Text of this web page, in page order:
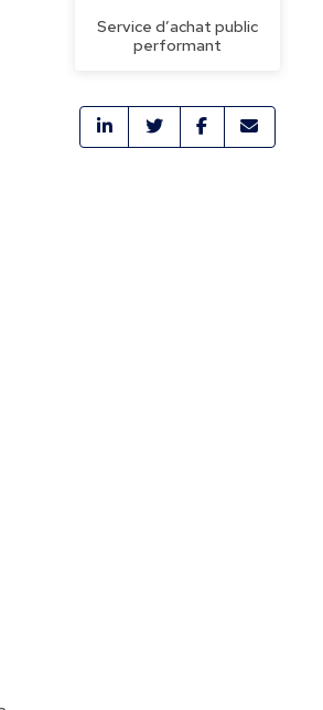
Service d’achat public
performant